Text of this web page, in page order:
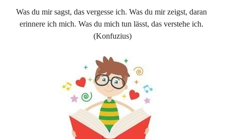
Was du mir sagst, das vergesse ich. Was du mir zeigst, daran
erinnere ich mich. Was du mich tun lässt, das verstehe ich.
(Konfuzius)